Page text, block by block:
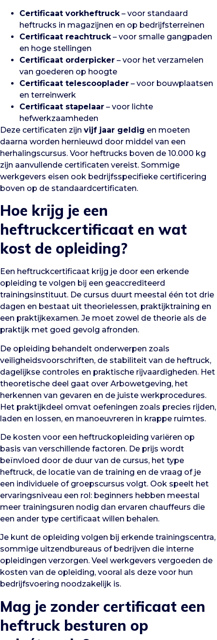
Certificaat vorkheftruck– voor standaard
heftrucks in magazijnen en op bedrijfsterreinen
Certificaat reachtruck– voor smalle gangpaden
en hoge stellingen
Certificaat orderpicker – voor het verzamelen
van goederen op hoogte
Certificaat telescooplader – voor bouwplaatsen
en terreinwerk
Certificaat stapelaar – voor lichte
hefwerkzaamheden
Deze certificaten zijn vijf jaar geldig en moeten
daarna worden hernieuwd door middel van een
herhalingscursus. Voor heftrucks boven de 10.000 kg
zijn aanvullende certificaten vereist. Sommige
werkgevers eisen ook bedrijfsspecifieke certificering
boven op de standaardcertificaten.
Hoe krijg je een
heftruckcertificaat en wat
kost de opleiding?
Een heftruckcertificaat krijg je door een erkende
opleiding te volgen bij een geaccrediteerd
trainingsinstituut. De cursus duurt meestal één tot drie
dagen en bestaat uit theorielessen, praktijktraining en
een praktijkexamen. Je moet zowel de theorie als de
praktijk met goed gevolg afronden.
De opleiding behandelt onderwerpen zoals
veiligheidsvoorschriften, de stabiliteit van de heftruck,
dagelijkse controles en praktische rijvaardigheden. Het
theoretische deel gaat over Arbowetgeving, het
herkennen van gevaren en de juiste werkprocedures.
Het praktijkdeel omvat oefeningen zoals precies rijden,
laden en lossen, en manoeuvreren in krappe ruimtes.
De kosten voor een heftruckopleiding variëren op
basis van verschillende factoren. De prijs wordt
beïnvloed door de duur van de cursus, het type
heftruck, de locatie van de training en de vraag of je
een individuele of groepscursus volgt. Ook speelt het
ervaringsniveau een rol: beginners hebben meestal
meer trainingsuren nodig dan ervaren chauffeurs die
een ander type certificaat willen behalen.
Je kunt de opleiding volgen bij erkende trainingscentra,
sommige uitzendbureaus of bedrijven die interne
opleidingen verzorgen. Veel werkgevers vergoeden de
kosten van de opleiding, vooral als deze voor hun
bedrijfsvoering noodzakelijk is.
Mag je zonder certificaat een
heftruck besturen op